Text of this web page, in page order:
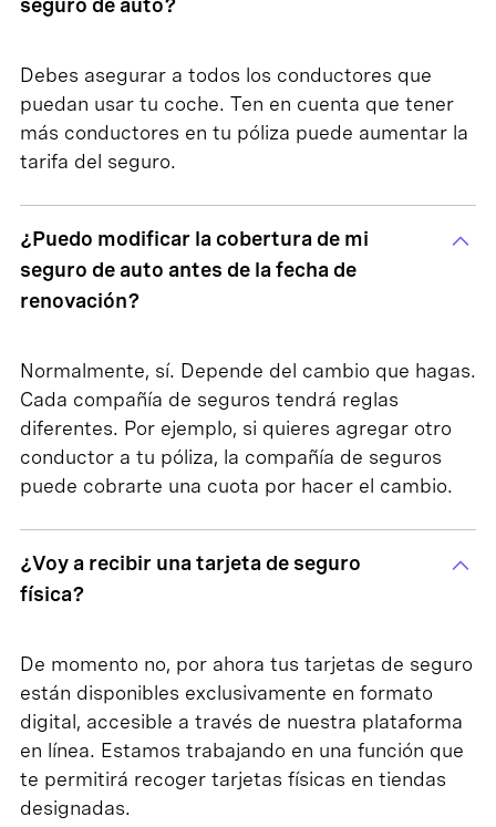
seguro de auto?
Debes asegurar a todos los conductores que
puedan usar tu coche. Ten en cuenta que tener
más conductores en tu póliza puede aumentar la
tarifa del seguro.
¿Puedo modificar la cobertura de mi
seguro de auto antes de la fecha de
renovación?
Normalmente, sí. Depende del cambio que hagas.
Cada compañía de seguros tendrá reglas
diferentes. Por ejemplo, si quieres agregar otro
conductor a tu póliza, la compañía de seguros
puede cobrarte una cuota por hacer el cambio.
¿Voy a recibir una tarjeta de seguro
física?
De momento no, por ahora tus tarjetas de seguro
están disponibles exclusivamente en formato
digital, accesible a través de nuestra plataforma
en línea. Estamos trabajando en una función que
te permitirá recoger tarjetas físicas en tiendas
designadas.